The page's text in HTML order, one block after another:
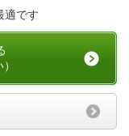
適です